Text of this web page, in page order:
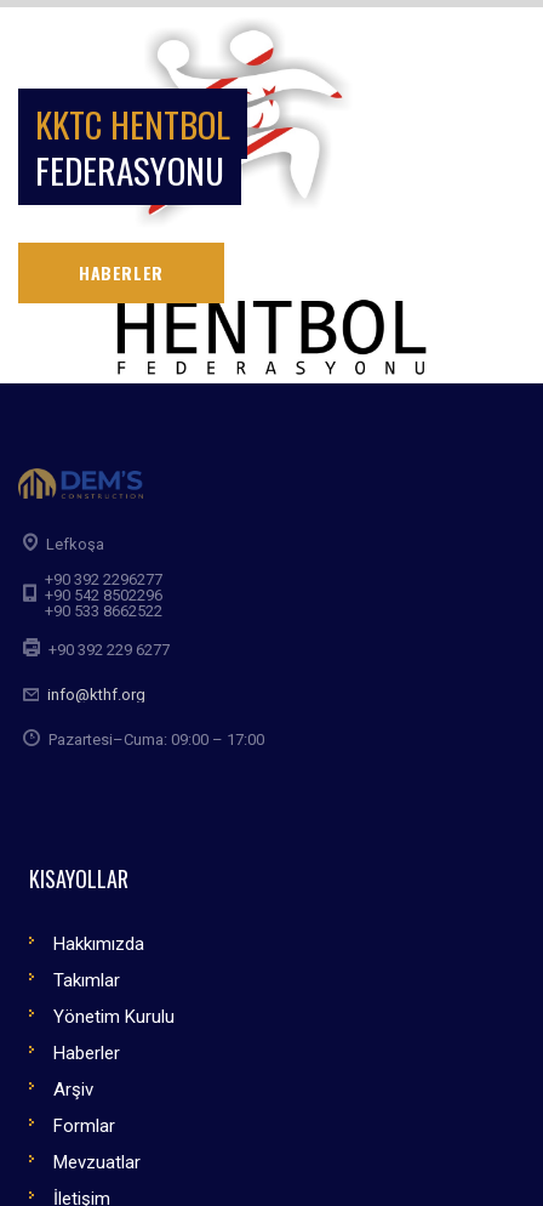
KKTC HENTBOL
FEDERASYONU
HABERLER
Lefkoşa
+90 392 2296277
+90 542 8502296
+90 533 8662522
+90 392 229 6277
info@kthf.org
Pazartesi–Cuma: 09:00 – 17:00
KISAYOLLAR
Hakkımızda
Takımlar
Yönetim Kurulu
Haberler
Arşiv
Formlar
Mevzuatlar
İletişim